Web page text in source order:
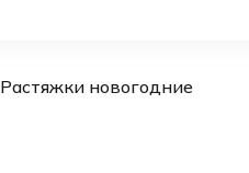
Растяжки новогодние